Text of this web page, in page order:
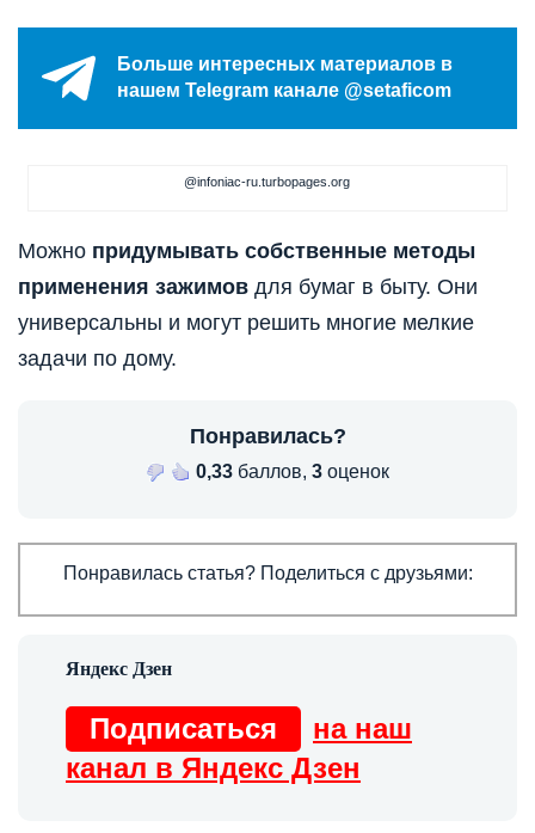
Больше интересных материалов в
нашем Telegram канале @setaficom
@infoniac-ru.turbopages.org
Можно придумывать собственные методы
применения зажимов для бумаг в быту. Они
универсальны и могут решить многие мелкие
задачи по дому.
Понравилась?
0,33 баллов, 3 оценок
Понравилась статья? Поделиться с друзьями:
Подписаться
на наш
канал в Яндекс Дзен